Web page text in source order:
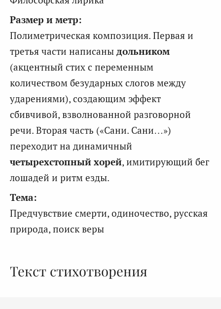
Размер и метр:
Полиметрическая композиция. Первая и
третья части написаны дольником
(акцентный стих с переменным
количеством безударных слогов между
ударениями), создающим эффект
сбивчивой, взволнованной разговорной
речи. Вторая часть («Сани. Сани…»)
переходит на динамичный
четырехстопный хорей, имитирующий бег
лошадей и ритм езды.
Тема:
Предчувствие смерти, одиночество, русская
природа, поиск веры
Текст стихотворения